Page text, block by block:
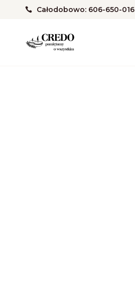
Całodobowo: 606-650-016